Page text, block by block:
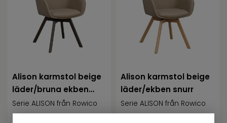
Alison karmstol beige
läder/bruna ekben
snurr
Serie ALISON från Rowico
4 295 SEK
Alison karmstol beige
läder/ekben snurr
Serie ALISON från Rowico
4 295 SEK